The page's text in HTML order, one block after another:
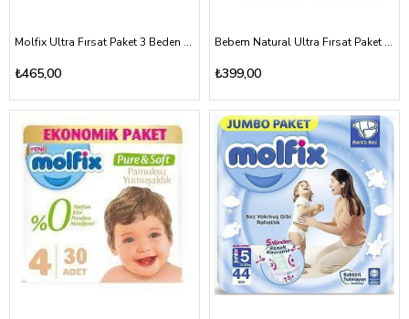
Molfix Ultra Fırsat Paket 3 Beden 4-9kg
₺465,00
Bebem Natural Ultra Fırsat Paket 5 Beden 11-18 Kg
₺399,00